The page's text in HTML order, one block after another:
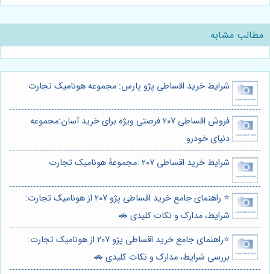
مطالب مشابه
شرایط خرید اقساطی پژو پارس: مجموعه هونامیک تجارت
فروش اقساطی 207 فرصتی ویژه برای خرید آسان:مجموعه
دنیای خودرو
شرایط خرید اقساطی ۲۰۷ :مجموعۀ هونامیک تجارت
⭐️ راهنمای جامع خرید اقساطی پژو 207 از هونامیک تجارت:
شرایط، مدارک و نکات کلیدی 🚗
⭐️راهنمای جامع خرید اقساطی پژو 207 از هونامیک تجارت:
بررسی شرایط، مدارک و نکات کلیدی 🚗